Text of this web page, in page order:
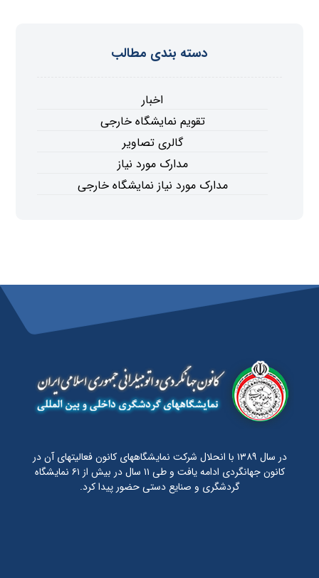
دسته بندی مطالب
اخبار
تقویم نمایشگاه خارجی
گالری تصاویر
مدارک مورد نیاز
مدارک مورد نیاز نمایشگاه خارجی
در سال ۱۳۸۹ با انحلال شرکت نمایشگاههای کانون فعالیتهای آن در
کانون جهانگردی ادامه یافت و طی ۱۱ سال در بیش از ۶۱ نمایشگاه
گردشگری و صنایع دستی حضور پیدا کرد.